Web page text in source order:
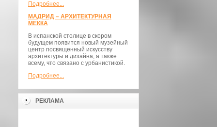
Подробнее...
МАДРИД – АРХИТЕКТУРНАЯ
МЕККА
В испанской столице в скором
будущем появится новый музейный
центр посвященный искусству
архитектуры и дизайна, а также
всему, что связано с урбанистикой.
Подробнее...
РЕКЛАМА